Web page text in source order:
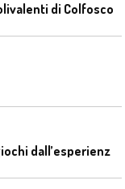
di Colfosco